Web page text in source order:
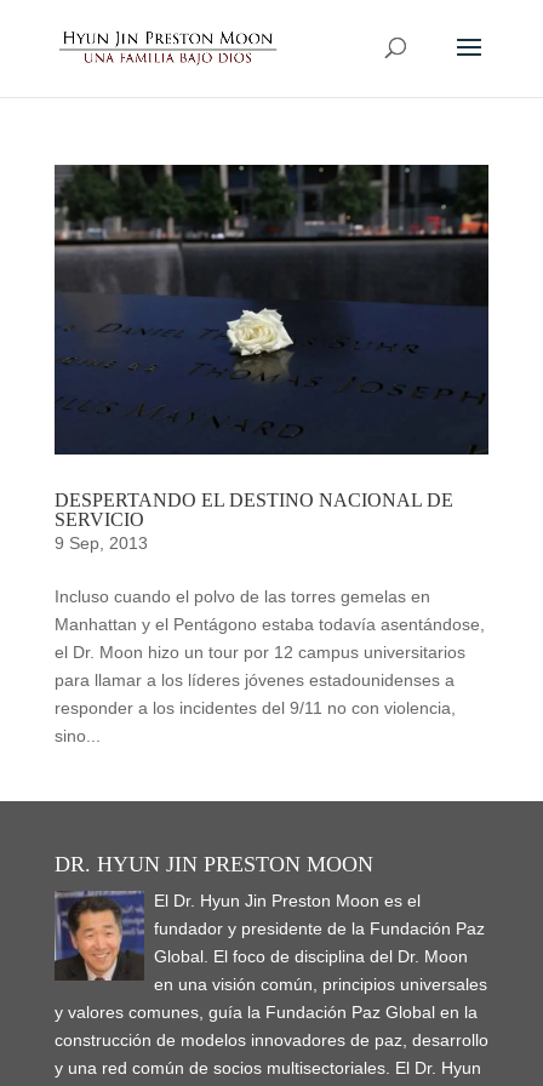
DESPERTANDO EL DESTINO NACIONAL DE
SERVICIO
9 Sep, 2013
Incluso cuando el polvo de las torres gemelas en
Manhattan y el Pentágono estaba todavía asentándose,
el Dr. Moon hizo un tour por 12 campus universitarios
para llamar a los líderes jóvenes estadounidenses a
responder a los incidentes del 9/11 no con violencia,
sino...
DR. HYUN JIN PRESTON MOON
El Dr. Hyun Jin Preston Moon es el
fundador y presidente de la Fundación Paz
Global. El foco de disciplina del Dr. Moon
en una visión común, principios universales
y valores comunes, guía la Fundación Paz Global en la
construcción de modelos innovadores de paz, desarrollo
y una red común de socios multisectoriales. El Dr. Hyun